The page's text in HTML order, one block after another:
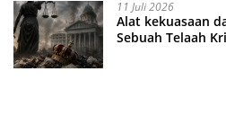
11 Juli 2026
Alat kekuasaan
Sebuah Telaah